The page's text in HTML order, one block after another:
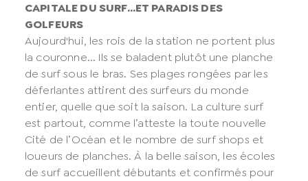
CAPITALE DU SURF…ET PARADIS DES
GOLFEURS
Aujourd'hui, les rois de la station ne portent plus
la couronne... Ils se baladent plutôt une planche
de surf sous le bras. Ses plages rongées par les
déferlantes attirent des surfeurs du monde
entier, quelle que soit la saison. La culture surf
est partout, comme l’atteste la toute nouvelle
Cité de l’Océan et le nombre de surf shops et
loueurs de planches. À la belle saison, les écoles
de surf accueillent débutants et confirmés pour